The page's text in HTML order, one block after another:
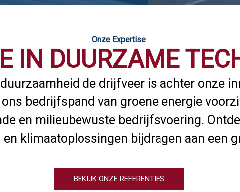
Onze Expertise
IN DUURZAME
de drijfveer is achter onze
bedrijfspand van groene energie
en milieubewuste bedrijfsvoering.
en klimaatoplossingen bijdragen aan een
BEKIJK ONZE REFERENTIES